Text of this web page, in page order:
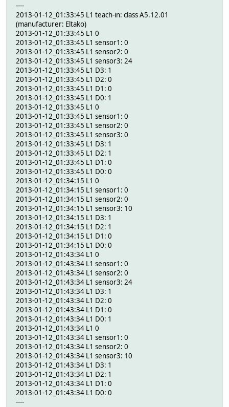
----
2013-01-12_01:33:45 L1 teach-in: class A5.12.01
(manufacturer: Eltako)
2013-01-12_01:33:45 L1 0
2013-01-12_01:33:45 L1 sensor1: 0
2013-01-12_01:33:45 L1 sensor2: 0
2013-01-12_01:33:45 L1 sensor3: 24
2013-01-12_01:33:45 L1 D3: 1
2013-01-12_01:33:45 L1 D2: 0
2013-01-12_01:33:45 L1 D1: 0
2013-01-12_01:33:45 L1 D0: 1
2013-01-12_01:33:45 L1 0
2013-01-12_01:33:45 L1 sensor1: 0
2013-01-12_01:33:45 L1 sensor2: 0
2013-01-12_01:33:45 L1 sensor3: 0
2013-01-12_01:33:45 L1 D3: 1
2013-01-12_01:33:45 L1 D2: 1
2013-01-12_01:33:45 L1 D1: 0
2013-01-12_01:33:45 L1 D0: 0
2013-01-12_01:34:15 L1 0
2013-01-12_01:34:15 L1 sensor1: 0
2013-01-12_01:34:15 L1 sensor2: 0
2013-01-12_01:34:15 L1 sensor3: 10
2013-01-12_01:34:15 L1 D3: 1
2013-01-12_01:34:15 L1 D2: 1
2013-01-12_01:34:15 L1 D1: 0
2013-01-12_01:34:15 L1 D0: 0
2013-01-12_01:43:34 L1 0
2013-01-12_01:43:34 L1 sensor1: 0
2013-01-12_01:43:34 L1 sensor2: 0
2013-01-12_01:43:34 L1 sensor3: 24
2013-01-12_01:43:34 L1 D3: 1
2013-01-12_01:43:34 L1 D2: 0
2013-01-12_01:43:34 L1 D1: 0
2013-01-12_01:43:34 L1 D0: 1
2013-01-12_01:43:34 L1 0
2013-01-12_01:43:34 L1 sensor1: 0
2013-01-12_01:43:34 L1 sensor2: 0
2013-01-12_01:43:34 L1 sensor3: 10
2013-01-12_01:43:34 L1 D3: 1
2013-01-12_01:43:34 L1 D2: 1
2013-01-12_01:43:34 L1 D1: 0
2013-01-12_01:43:34 L1 D0: 0
----